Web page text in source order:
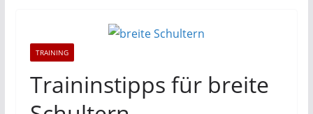
TRAINING
Traininstipps für breite